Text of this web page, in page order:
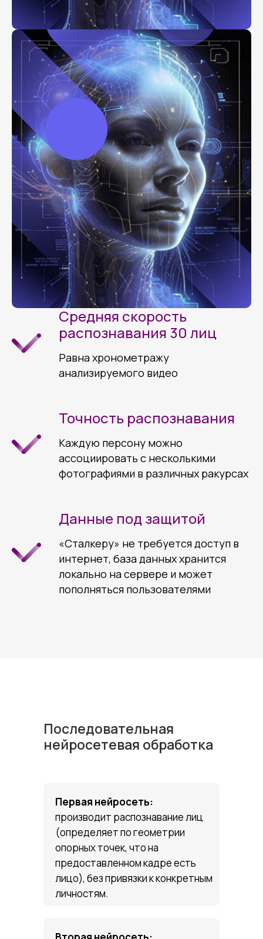
Средняя скорость
распознавания 30 лиц
Равна хронометражу
анализируемого видео
Точность распознавания
Каждую персону можно
ассоциировать с несколькими
фотографиями в различных ракурсах
Данные под защитой
«Сталкеру» не требуется доступ в
интернет, база данных хранится
локально на сервере и может
пополняться пользователями
Последовательная
нейросетевая обработка
Первая нейросеть:
производит распознавание лиц
(определяет по геометрии
опорных точек, что на
предоставленном кадре есть
лицо), без привязки к конкретным
личностям.